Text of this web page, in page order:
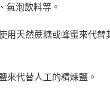
氣泡飲料等。
用天然蔗糖或蜂蜜來代替
來代替人工的精煉鹽。